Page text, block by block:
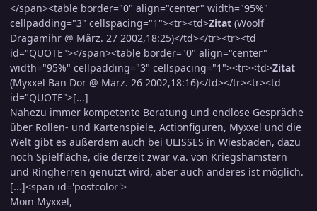
</span><table border="0" align="center" width="95%"
cellpadding="3" cellspacing="1"><tr><td>Zitat (Woolf
Dragamihr @ März. 27 2002,18:25)</td></tr><tr><td
id="QUOTE"></span><table border="0" align="center"
width="95%" cellpadding="3" cellspacing="1"><tr><td>Zitat
(Myxxel Ban Dor @ März. 26 2002,18:16)</td></tr><tr><td
id="QUOTE">[...]
Nahezu immer kompetente Beratung und endlose Gespräche
über Rollen- und Kartenspiele, Actionfiguren, Myxxel und die
Welt gibt es außerdem auch bei ULISSES in Wiesbaden, dazu
noch Spielfläche, die derzeit zwar v.a. von Kriegshamstern
und Ringherren genutzt wird, aber auch anderes ist möglich.
[...]<span id='postcolor'>
Moin Myxxel,